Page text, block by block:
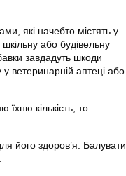
які начебто містять у
або будівельну
завдадуть шкоди
ветеринарній аптеці або
кількість, то
його здоров’я. Балувати